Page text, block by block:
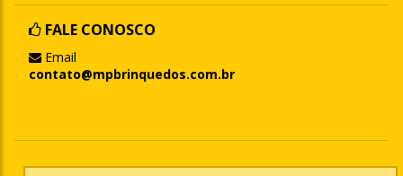
FALE CONOSCO
Email
contato@mpbrinquedos.com.br